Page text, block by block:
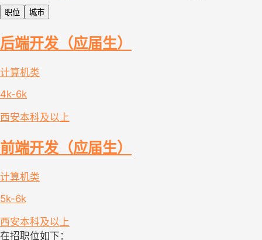
职位 城市
后端开发（应届生）
计算机类
4k-6k
西安本科及以上
前端开发（应届生）
计算机类
5k-6k
西安本科及以上
在招职位如下：